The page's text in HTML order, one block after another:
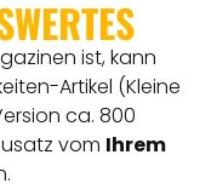
ist, kann
Artikel (Kleine
ca. 800
vom Ihrem